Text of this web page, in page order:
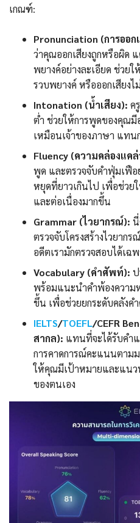
เกณฑ์:
Pronunciation (การออก
ว่าคุณออกเสียงถูกหรือผิด
พยางค์อย่างละเอียด ช่วย
รวบพยางค์ หรือออกเสียงไ
Intonation (น้ำเสียง): ค
ต่ำ ช่วยให้การพูดของคุณ
เหมือนเจ้าของภาษา แท
Fluency (ความคล่องแค
พูด และตรวจจับคำฟุ่มเฟือ
หยุดที่ยาวเกินไป เพื่อช่ว
และต่อเนื่องมากขึ้น
Grammar (ไวยากรณ์):
ตรวจจับโครงสร้างไวยา
อดีตเรามักตรวจสอบได้เฉ
Vocabulary (คำศัพท์):
พร้อมแนะนำคำพ้องควา
ขึ้น เพื่อช่วยยกระดับคลังค
IELTS/TOEFL/CEFR
สากล): แทนที่จะได้รับคำ
การคาดการณ์คะแนนตาม
ให้คุณมีเป้าหมายและแนว
ของตนเอง